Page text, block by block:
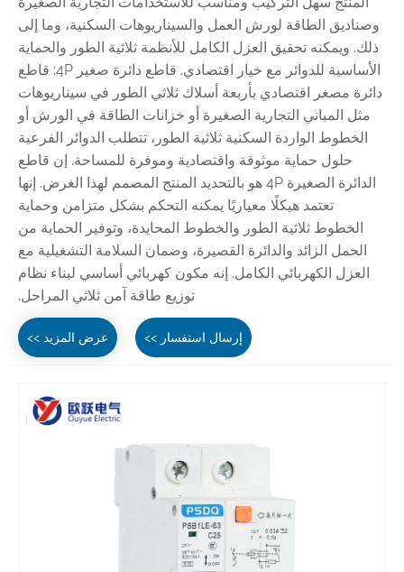
وصناديق الطاقة لورش العمل والسيناريوهات السكنية، وما إلى
ذلك. ويمكنه تحقيق العزل الكامل للأنظمة ثلاثية الطور والحماية
الأساسية للدوائر مع خيار اقتصادي. قاطع دائرة صغير 4P: قاطع
دائرة مصغر اقتصادي بأربعة أسلاك ثلاثي الطور في سيناريوهات
مثل المباني التجارية الصغيرة أو خزانات الطاقة في الورش أو
الخطوط الواردة السكنية ثلاثية الطور، تتطلب الدوائر الفرعية
حلول حماية موثوقة واقتصادية وموفرة للمساحة. إن قاطع
الدائرة الصغيرة 4P هو بالتحديد المنتج المصمم لهذا الغرض. إنها
تعتمد هيكلًا معياريًا يمكنه التحكم بشكل متزامن وحماية
الخطوط ثلاثية الطور والخطوط المحايدة، وتوفير الحماية من
الحمل الزائد والدائرة القصيرة، وضمان السلامة التشغيلية مع
العزل الكهربائي الكامل. إنه مكون كهربائي أساسي لبناء نظام
توزيع طاقة آمن ثلاثي المراحل.
عرض المزيد >> إرسال استفسار >>